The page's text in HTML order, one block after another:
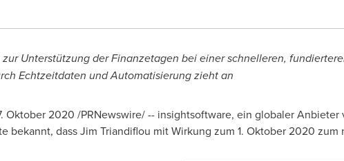
Unterstützung der Finanzetagen bei einer schnelleren,
Echtzeitdaten und Automatisierung zieht an
Oktober 2020 /PRNewswire/ -- insightsoftware, ein globaler
bekannt, dassJim Triandiflou mit Wirkung zum 1. Oktober 2020 zum